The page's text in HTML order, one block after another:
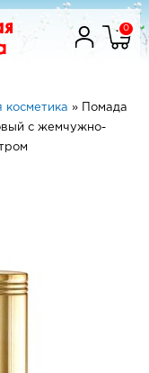
0
косметика »
Помада
с жемчужно-